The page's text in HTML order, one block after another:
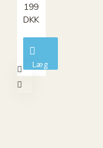
199
DKK
Læg
i